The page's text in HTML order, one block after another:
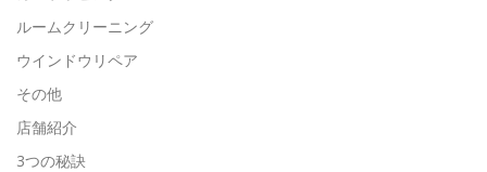
ルームクリーニング
ウインドウリペア
その他
店舗紹介
3つの秘訣